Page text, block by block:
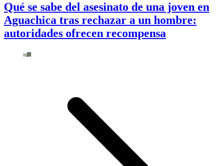
Qué se sabe del asesinato de una joven en
Aguachica tras rechazar a un hombre:
autoridades ofrecen recompensa